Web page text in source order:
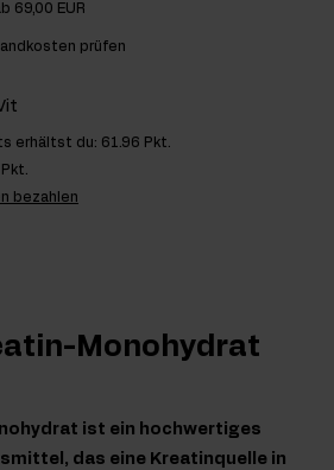
69,00 EUR
prüfen
erhältst du: 61.96 Pkt.
bezahlen
Monohydrat
ist ein hochwertiges
das eine Kreatinquelle in